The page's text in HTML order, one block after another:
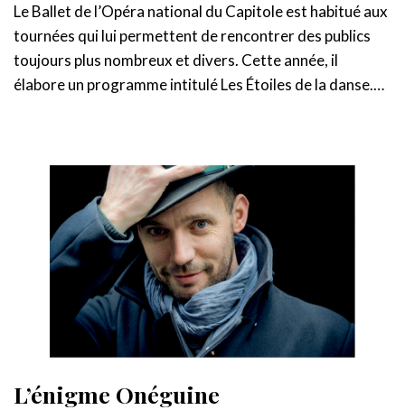
Le Ballet de l’Opéra national du Capitole est habitué aux
tournées qui lui permettent de rencontrer des publics
toujours plus nombreux et divers. Cette année, il
élabore un programme intitulé Les Étoiles de la danse.…
L’énigme Onéguine